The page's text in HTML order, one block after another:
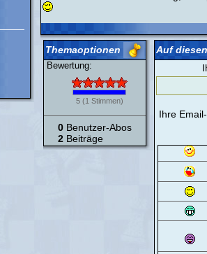
Themaoptionen
Bewertung:
5 (1 Stimmen)
0 Benutzer-Abos
2 Beiträge
Auf
Ihre